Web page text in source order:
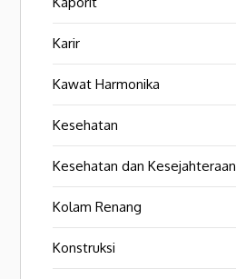
Karir
Kawat Harmonika
Kesehatan
Kesehatan dan Kesejahteraan
Kolam Renang
Konstruksi